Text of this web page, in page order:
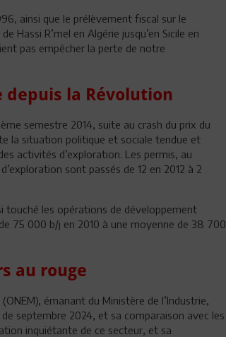
ainsi que le prélèvement fiscal sur le
Hassi R’mel en Algérie jusqu’en Sicile en
pas empêcher la perte de notre
depuis la Révolution
semestre 2014, suite au crash du prix du
la situation politique et sociale tendue et
activités d’exploration. Les permis, au
sont passés de 12 en 2012 à 2
touché les opérations de développement
75 000 b/j en 2010 à une moyenne de 38 700
au rouge
émanant du Ministère de l’Industrie,
septembre 2024, et sa comparaison avec les
inquiétante de ce secteur, et sa